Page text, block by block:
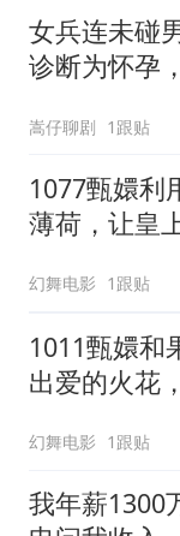
女兵连未碰
诊断为怀孕
嵩仔聊剧 1跟贴
1077甄嬛利
薄荷，让皇
幻舞电影 1跟贴
1011甄嬛和
出爱的火花
幻舞电影 1跟贴
我年薪1300